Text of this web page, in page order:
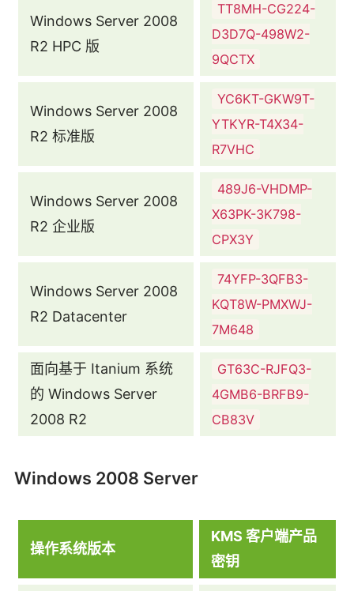
Windows Server 2008
R2 HPC 版
TT8MH-CG224-
D3D7Q-498W2-
9QCTX
Windows Server 2008
R2 标准版
YC6KT-GKW9T-
YTKYR-T4X34-
R7VHC
Windows Server 2008
R2 企业版
489J6-VHDMP-
X63PK-3K798-
CPX3Y
Windows Server 2008
R2 Datacenter
74YFP-3QFB3-
KQT8W-PMXWJ-
7M648
面向基于 Itanium 系统
的 Windows Server
2008 R2
GT63C-RJFQ3-
4GMB6-BRFB9-
CB83V
Windows 2008 Server
操作系统版本
KMS 客户端产品
密钥